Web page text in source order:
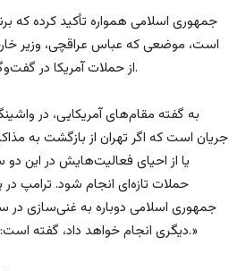
جمهوری اسلامی همواره تأکید کرده که
است، موضعی که عباس عراقچی، وزیر
از حملات آمریکا در گفت‌وگو با ان‌بی‌سی نیز تکرار کرد.
به گفته مقام‌های آمریکایی، در
جریان است که اگر تهران از بازگشت به
یا از احیای فعالیت‌هایش در این
حملات تازه‌ای انجام شود. ترامپ
جمهوری اسلامی دوباره به غنی‌سازی در
دیگری انجام خواهد داد، گفته است: «حتما، بدون هیچ تردیدی.»